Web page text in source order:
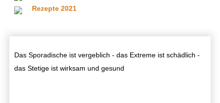
Rezepte 2021
Das Sporadische ist vergeblich - das Extreme ist schädlich -
das Stetige ist wirksam und gesund